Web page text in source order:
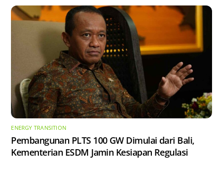
ENERGY TRANSITION
Pembangunan PLTS 100 GW Dimulai dari Bali,
Kementerian ESDM Jamin Kesiapan Regulasi